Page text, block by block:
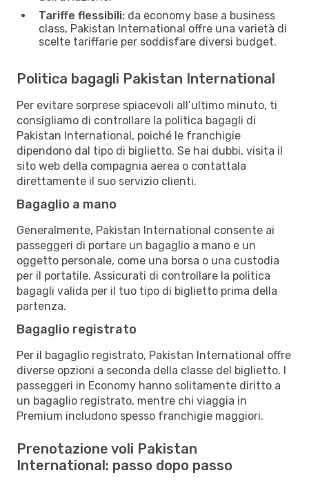
Tariffe flessibili: da economy base a business
class, Pakistan International offre una varietà di
scelte tariffarie per soddisfare diversi budget.
Politica bagagli Pakistan International
Per evitare sorprese spiacevoli all’ultimo minuto, ti
consigliamo di controllare la politica bagagli di
Pakistan International, poiché le franchigie
dipendono dal tipo di biglietto. Se hai dubbi, visita il
sito web della compagnia aerea o contattala
direttamente il suo servizio clienti.
Bagaglio a mano
Generalmente, Pakistan International consente ai
passeggeri di portare un bagaglio a mano e un
oggetto personale, come una borsa o una custodia
per il portatile. Assicurati di controllare la politica
bagagli valida per il tuo tipo di biglietto prima della
partenza.
Bagaglio registrato
Per il bagaglio registrato, Pakistan International offre
diverse opzioni a seconda della classe del biglietto. I
passeggeri in Economy hanno solitamente diritto a
un bagaglio registrato, mentre chi viaggia in
Premium includono spesso franchigie maggiori.
Prenotazione voli Pakistan
International: passo dopo passo